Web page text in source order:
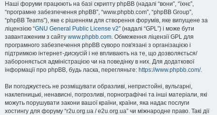
Наші форуми працюють на базі скрипту phpBB (надалі “вони”, “їхнє”,
“програмне забезпечення phpBB”, “www.phpbb.com”, “phpBB Group”,
“phpBB Teams”), яке є рішенням для створення форумів, яке випущене за
ліцензією “GNU General Public License v2” (надалі “GPL”) і може бути
завантаженим з сайту www.phpbb.com. Обмеження ліцензії GPL для
програмного забезпечення phpBB суворо пов'язані з організацією і
підтримкою інтернет-дискусій і не впливають на те, що дозволяється/
забороняється адміністрацією чи на поведінку в них. Для додаткової
інформації про phpBB, будь ласка, перегляньте: https://www.phpbb.com/.
Ви погоджуєтесь не розміщувати образливі, непристойні, вульгарні,
наклепницькі, ненависні, погрозливі, порнографічні та інші матеріали, які
можуть порушувати закони вашої країни, країни, яка надає послуги
хостингу для форуму “r2u.org.ua / e2u.org.ua” чи міжнародне право. Такі дії